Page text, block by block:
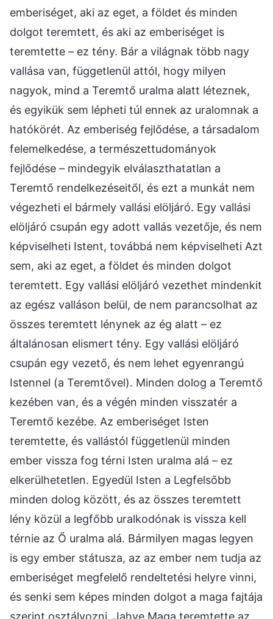
emberiséget, aki az eget, a földet és minden
dolgot teremtett, és aki az emberiséget is
teremtette – ez tény. Bár a világnak több nagy
vallása van, függetlenül attól, hogy milyen
nagyok, mind a Teremtő uralma alatt léteznek,
és egyikük sem lépheti túl ennek az uralomnak a
hatókörét. Az emberiség fejlődése, a társadalom
felemelkedése, a természettudományok
fejlődése – mindegyik elválaszthatatlan a
Teremtő rendelkezéseitől, és ezt a munkát nem
végezheti el bármely vallási elöljáró. Egy vallási
elöljáró csupán egy adott vallás vezetője, és nem
képviselheti Istent, továbbá nem képviselheti Azt
sem, aki az eget, a földet és minden dolgot
teremtett. Egy vallási elöljáró vezethet mindenkit
az egész valláson belül, de nem parancsolhat az
összes teremtett lénynek az ég alatt – ez
általánosan elismert tény. Egy vallási elöljáró
csupán egy vezető, és nem lehet egyenrangú
Istennel (a Teremtővel). Minden dolog a Teremtő
kezében van, és a végén minden visszatér a
Teremtő kezébe. Az emberiséget Isten
teremtette, és vallástól függetlenül minden
ember vissza fog térni Isten uralma alá – ez
elkerülhetetlen. Egyedül Isten a Legfelsőbb
minden dolog között, és az összes teremtett
lény közül a legfőbb uralkodónak is vissza kell
térnie az Ő uralma alá. Bármilyen magas legyen
is egy ember státusza, az az ember nem tudja az
emberiséget megfelelő rendeltetési helyre vinni,
és senki sem képes minden dolgot a maga fajtája
szerint osztályozni. Jahve Maga teremtette az